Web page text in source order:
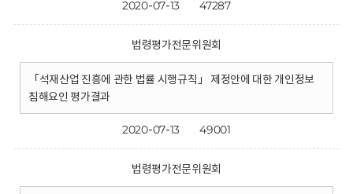
2020-07-13 47287
법령평가전문위원회
「석재산업 진흥에 관한 법률 시행규칙」 제정안에 대한 개인정보
침해요인 평가결과
2020-07-13 49001
법령평가전문위원회